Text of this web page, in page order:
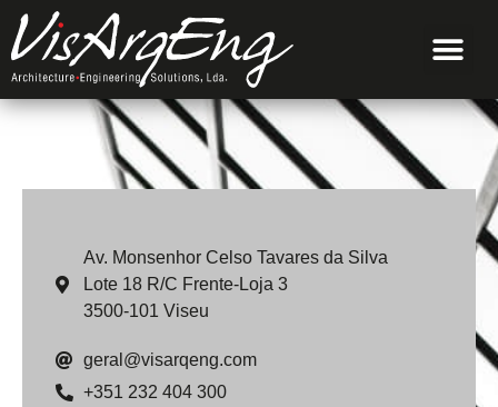
Av. Monsenhor Celso Tavares da Silva
Lote 18 R/C Frente-Loja 3
3500-101 Viseu
geral@visarqeng.com
+351 232 404 300